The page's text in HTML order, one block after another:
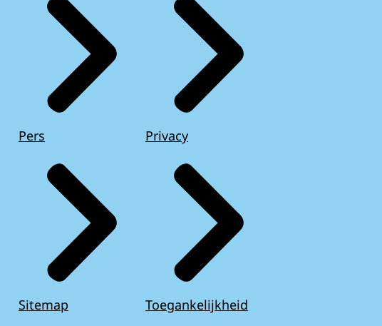
Pers
Sitemap
Privacy
Toegankelijkheid